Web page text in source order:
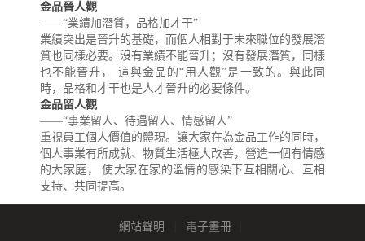
金品晉人觀
——“業績加潛質，品格加才干”
業績突出是晉升的基礎，而個人相對于未來職位的發展潛
質也同樣必要。沒有業績不能晉升；沒有發展潛質，同樣
也不能晉升， 這與金品的“用人觀”是一致的。與此同
時，品格和才干也是人才晉升的必要條件。
金品留人觀
——“事業留人、待遇留人、情感留人”
重視員工個人價值的體現。讓大家在為金品工作的同時，
個人事業有所成就、物質生活極大改善，營造一個有情感
的大家庭， 使大家在家的溫情的感染下互相關心、互相
支持、共同提高。
網站聲明 電子畫冊